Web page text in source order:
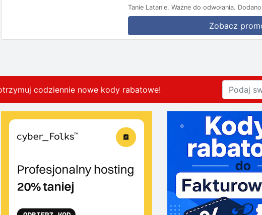
Tanie Latanie. Ważne do odwołania.
Zobacz
codziennie nowe kody rabatowe!